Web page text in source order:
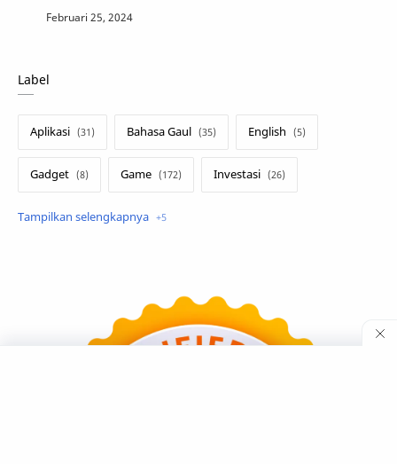
Label
Aplikasi Bahasa Gaul English
Gadget Game Investasi
Lirik Terjemahan